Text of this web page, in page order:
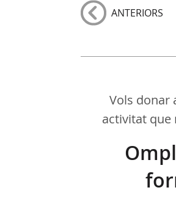
ANTERIORS
Vols donar
activitat que